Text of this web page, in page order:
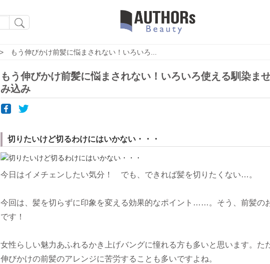
もう伸びかけ前髪に悩まされない！いろいろ...
もう伸びかけ前髪に悩まされない！いろいろ使える馴染ま
み込み
切りたいけど切るわけにはいかない・・・
今日はイメチェンしたい気分！ でも、できれば髪を切りたくない…。
今回は、髪を切らずに印象を変える効果的なポイント……。そう、前髪の
です！
女性らしい魅力あふれるかき上げバングに憧れる方も多いと思います。た
伸びかけの前髪のアレンジに苦労することも多いですよね。